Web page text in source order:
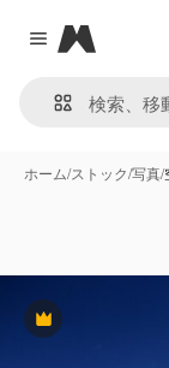
Close menu
Magnific
ホーム/ストック/写真/
Premium